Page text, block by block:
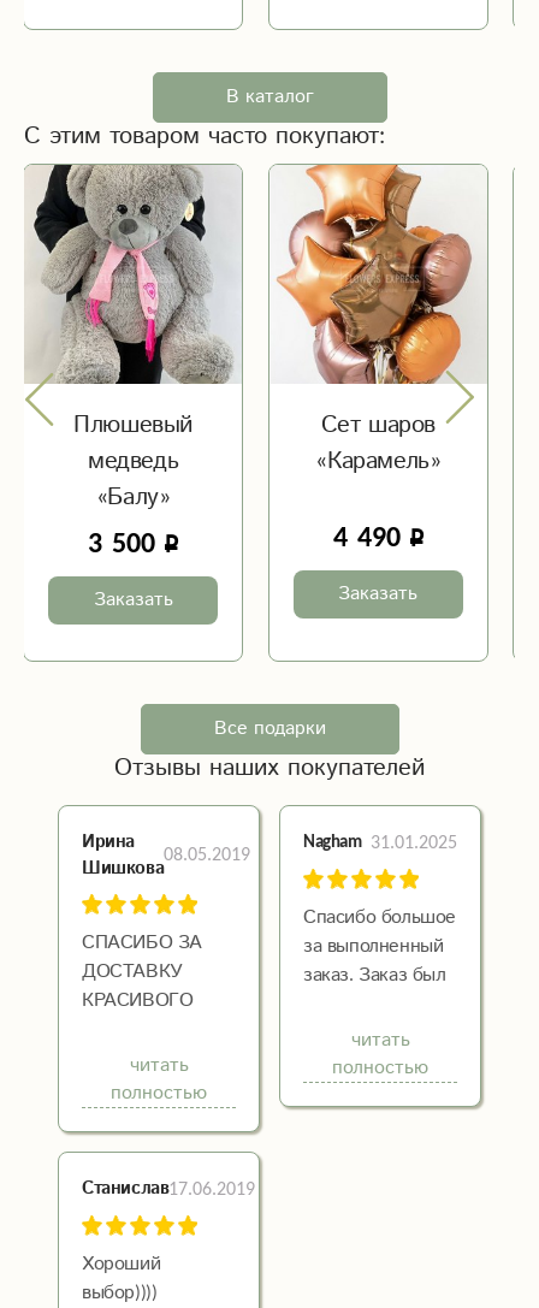
В каталог
С этим товаром часто покупают:
Плюшевый
медведь
«Балу»
3 500
Заказать
Сет шаров
«Карамель»
4 490
Заказать
Все подарки
Отзывы наших покупателей
Ирина
Шишкова08.05.2019
СПАСИБО ЗА
ДОСТАВКУ
КРАСИВОГО
КУПИЛА БУКЕТ
"КРАСОТКА"
ДЛЯ МАМЫ,
ОЧЕНЬ
АРОМАТНЫЙ И
СВЕЖИЙ!!!
читать
полностью
Nagham 31.01.2025
Спасибо большое
за выполненный
заказ. Заказ был
стандартный, все
сделали как я
себе
читать
полностью
Станислав17.06.2019
Хороший
выбор))))